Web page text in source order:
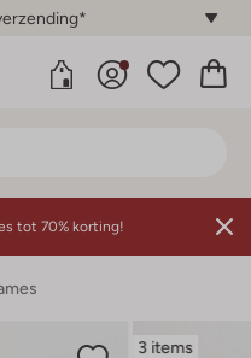
tot 70% korting!
3 items